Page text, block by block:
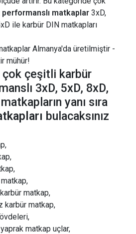
matkaplar 3xD,
ile karbür DIN matkapları
Almanya'da üretilmiştir -
mühür!
çeşitli karbür
3xD, 5xD, 8xD,
yanı sıra
bulacaksınız
matkap,
karbür matkap,
matkap uçlar,